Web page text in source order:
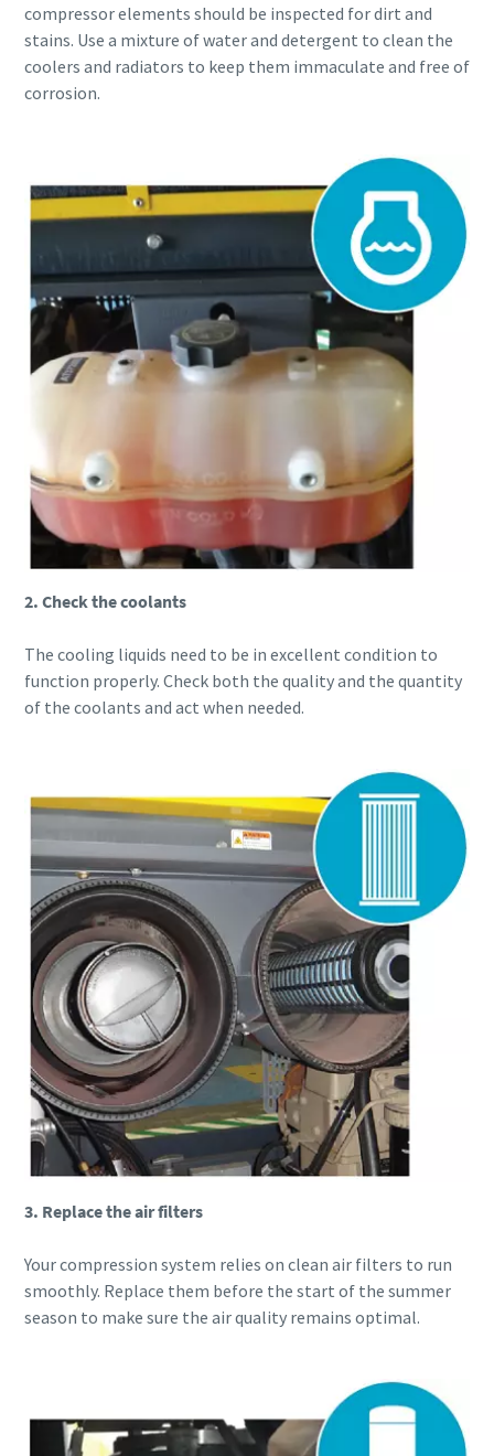
compressor elements should be inspected for dirt and
stains. Use a mixture of water and detergent to clean the
coolers and radiators to keep them immaculate and free of
corrosion.
2. Check the coolants
The cooling liquids need to be in excellent condition to
function properly. Check both the quality and the quantity
of the coolants and act when needed.
3. Replace the air filters
Your compression system relies on clean air filters to run
smoothly. Replace them before the start of the summer
season to make sure the air quality remains optimal.